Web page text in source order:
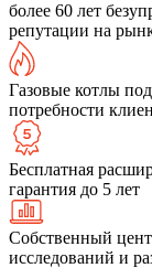
более 60 лет
репутации на
Газовые котлы
потребности
Бесплатная
гарантия до 5 лет
Собственный
исследований и